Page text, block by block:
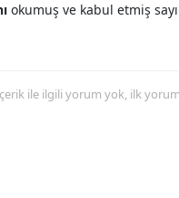
okumuş ve kabul etmiş
ile ilgili yorum yok, ilk